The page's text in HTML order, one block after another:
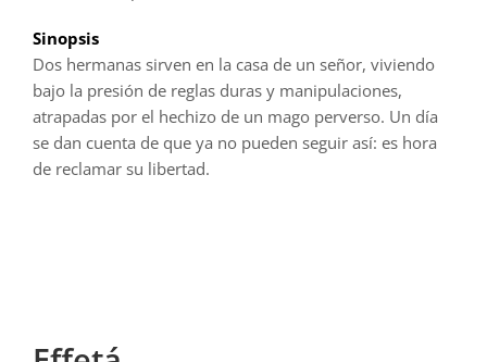
Sinopsis
Dos hermanas sirven en la casa de un señor, viviendo
bajo la presión de reglas duras y manipulaciones,
atrapadas por el hechizo de un mago perverso. Un día
se dan cuenta de que ya no pueden seguir así: es hora
de reclamar su libertad.